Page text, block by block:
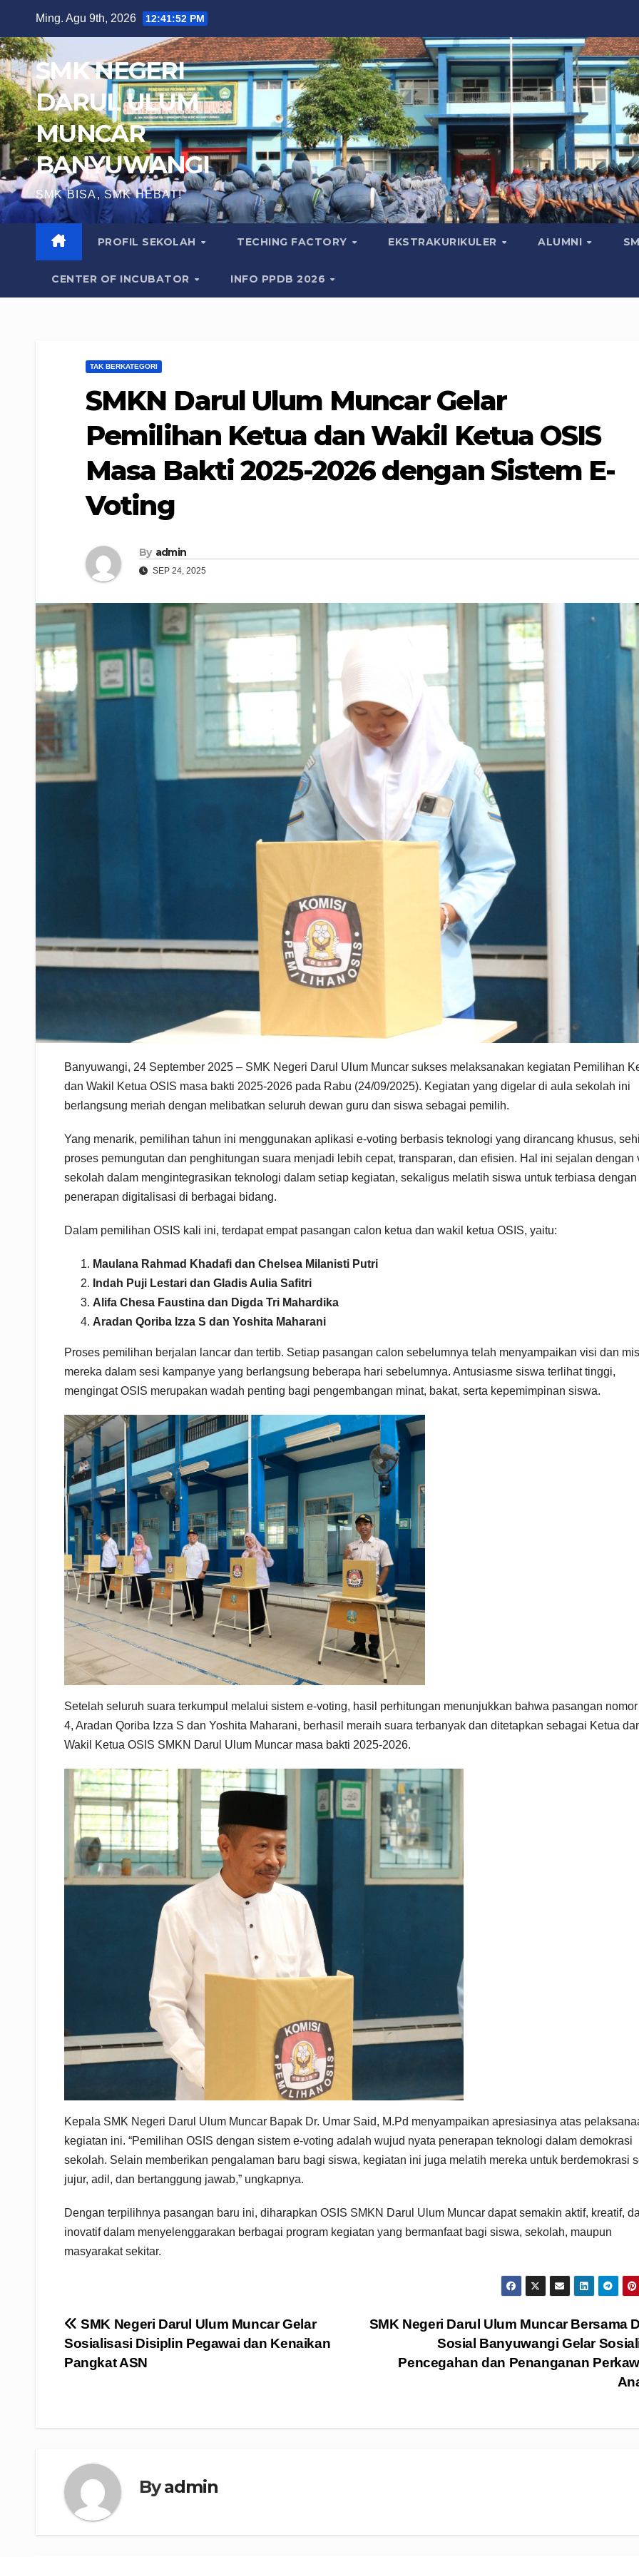
content
Ming. Agu 9th, 2026 12:41:54 PM
SMK NEGERI
DARUL ULUM
MUNCAR
BANYUWANGI
SMK BISA, SMK HEBAT!
PROFIL SEKOLAH TECHING FACTORY EKSTRAKURIKULER ALUMNI
CENTER OF INCUBATOR INFO PPDB 2026
TAK BERKATEGORI
SMKN Darul Ulum Muncar Gelar
Pemilihan Ketua dan Wakil Ketua OSIS
Masa Bakti 2025-2026 dengan Sistem E-
Voting
By admin
SEP 24, 2025
Banyuwangi, 24 September 2025 – SMK Negeri Darul Ulum Muncar sukses melaksanakan kegiatan Pemilihan
dan Wakil Ketua OSIS masa bakti 2025-2026 pada Rabu (24/09/2025). Kegiatan yang digelar di aula sekolah ini
berlangsung meriah dengan melibatkan seluruh dewan guru dan siswa sebagai pemilih.
Yang menarik, pemilihan tahun ini menggunakan aplikasi e-voting berbasis teknologi yang dirancang khusus,
proses pemungutan dan penghitungan suara menjadi lebih cepat, transparan, dan efisien. Hal ini sejalan dengan
sekolah dalam mengintegrasikan teknologi dalam setiap kegiatan, sekaligus melatih siswa untuk terbiasa dengan
penerapan digitalisasi di berbagai bidang.
Dalam pemilihan OSIS kali ini, terdapat empat pasangan calon ketua dan wakil ketua OSIS, yaitu:
Maulana Rahmad Khadafi dan Chelsea Milanisti Putri
Indah Puji Lestari dan Gladis Aulia Safitri
Alifa Chesa Faustina dan Digda Tri Mahardika
Aradan Qoriba Izza S dan Yoshita Maharani
Proses pemilihan berjalan lancar dan tertib. Setiap pasangan calon sebelumnya telah menyampaikan visi dan
mereka dalam sesi kampanye yang berlangsung beberapa hari sebelumnya. Antusiasme siswa terlihat tinggi,
mengingat OSIS merupakan wadah penting bagi pengembangan minat, bakat, serta kepemimpinan siswa.
Setelah seluruh suara terkumpul melalui sistem e-voting, hasil perhitungan menunjukkan bahwa pasangan
4, Aradan Qoriba Izza S dan Yoshita Maharani, berhasil meraih suara terbanyak dan ditetapkan sebagai Ketua
Wakil Ketua OSIS SMKN Darul Ulum Muncar masa bakti 2025-2026.
Kepala SMK Negeri Darul Ulum Muncar Bapak Dr. Umar Said, M.Pd menyampaikan apresiasinya atas
kegiatan ini. “Pemilihan OSIS dengan sistem e-voting adalah wujud nyata penerapan teknologi dalam demokrasi
sekolah. Selain memberikan pengalaman baru bagi siswa, kegiatan ini juga melatih mereka untuk berdemokrasi
jujur, adil, dan bertanggung jawab,” ungkapnya.
Dengan terpilihnya pasangan baru ini, diharapkan OSIS SMKN Darul Ulum Muncar dapat semakin aktif, kreatif,
inovatif dalam menyelenggarakan berbagai program kegiatan yang bermanfaat bagi siswa, sekolah, maupun
masyarakat sekitar.
Navigasi
pos
SMK Negeri Darul Ulum Muncar Bersama
Sosial Banyuwangi Gelar
Pencegahan dan Penanganan
SMK Negeri Darul Ulum Muncar Gelar
Sosialisasi Disiplin Pegawai dan Kenaikan
Pangkat ASN
Byadmin